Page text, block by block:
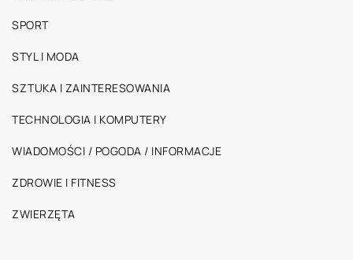
SPORT
STYL I MODA
SZTUKA I ZAINTERESOWANIA
TECHNOLOGIA I KOMPUTERY
WIADOMOŚCI / POGODA / INFORMACJE
ZDROWIE I FITNESS
ZWIERZĘTA